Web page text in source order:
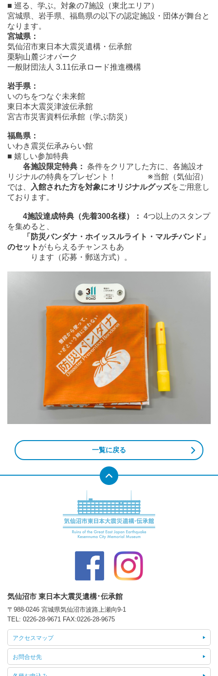
■ 巡る、学ぶ。対象の7施設（東北エリア）
宮城県、岩手県、福島県の以下の認定施設・団体が舞台と
なります。
宮城県：
気仙沼市東日本大震災遺構・伝承館
栗駒山麓ジオパーク
一般財団法人 3.11伝承ロード推進機構
岩手県：
いのちをつなぐ未来館
東日本大震災津波伝承館
宮古市災害資料伝承館（学ぶ防災）
福島県：
いわき震災伝承みらい館
■ 嬉しい参加特典
各施設限定特典： 条件をクリアした方に、各施設オ
リジナルの特典をプレゼント！ ※当館（気仙沼）
では、
入館された方を対象にオリジナルグッズをご用意し
ております。
4施設達成特典（先着300名様）： 4つ以上のスタンプ
を集めると、
「防災バンダナ・ホイッスルライト・マルチバンド」
のセット がもらえるチャンスもあ
ります（応募・郵送方式）。
一覧に戻る
気仙沼市 東日本大震災遺構･伝承館
〒988-0246 宮城県気仙沼市波路上瀬向9-1
TEL: 0226-28-9671 FAX:0226-28-9675
アクセスマップ
お問合せ先